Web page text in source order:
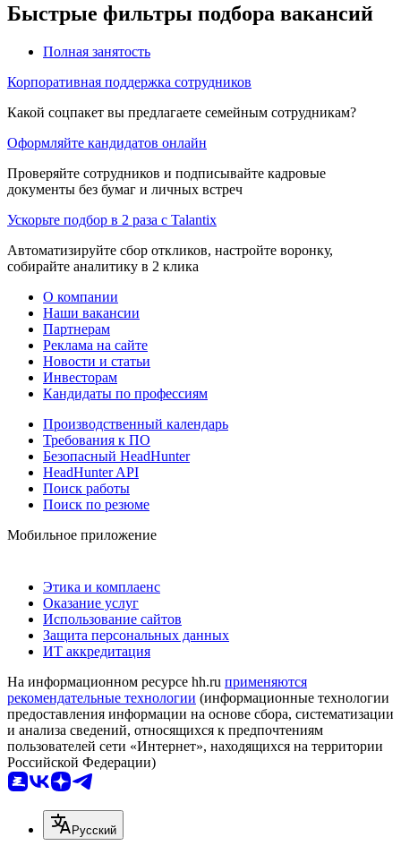
Быстрые фильтры подбора вакансий
Полная занятость
Корпоративная поддержка сотрудников
Какой соцпакет вы предлагаете семейным сотрудникам?
Оформляйте кандидатов онлайн
Проверяйте сотрудников и подписывайте кадровые
документы без бумаг и личных встреч
Ускорьте подбор в 2 раза с Talantix
Автоматизируйте сбор откликов, настройте воронку,
собирайте аналитику в 2 клика
О компании
Наши вакансии
Партнерам
Реклама на сайте
Новости и статьи
Инвесторам
Кандидаты по профессиям
Производственный календарь
Требования к ПО
Безопасный HeadHunter
HeadHunter API
Поиск работы
Поиск по резюме
Мобильное приложение
Этика и комплаенс
Оказание услуг
Использование сайтов
Защита персональных данных
ИТ аккредитация
На информационном ресурсе hh.ru применяются
рекомендательные технологии (информационные технологии
предоставления информации на основе сбора, систематизации
и анализа сведений, относящихся к предпочтениям
пользователей сети «Интернет», находящихся на территории
Российской Федерации)
Русский